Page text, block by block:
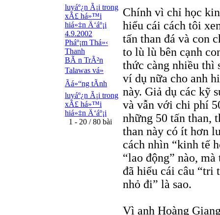
luyáº¿n Ã¡i trong
xÃ£ há»™i
hiá»‡n Ä‘áº¡i
4.9.2002
Pháº¡m Thá»‹
Thanh
BÃ n TrÃ²n
Talawas vá»
Ãá»“ng tÃ­nh
luyáº¿n Ã¡i trong
xÃ£ há»™i
hiá»‡n Ä‘áº¡i
1 - 20 / 80 bài
Chính vì chỉ học
hiểu cái cách tôi
tấn than đá và con
to lù lù bên cạnh
thức càng nhiều thì
ví dụ nữa cho anh
này. Giả dụ các kỹ
và vẫn với chi phí
những 50 tấn than,
than này có ít hơn
cách nhìn “kinh tế
“lao động” nào,
đã hiểu cái câu “tri
nhỏ đi” là sao.
Vì anh Hoàng